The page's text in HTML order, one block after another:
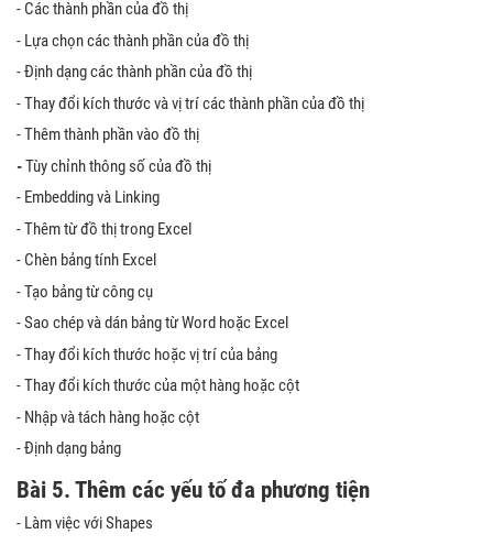
- Các thành phần của đồ thị
- Lựa chọn các thành phần của đồ thị
- Định dạng các thành phần của đồ thị
- Thay đổi kích thước và vị trí các thành phần của đồ thị
- Thêm thành phần vào đồ thị
-Tùy chỉnh thông số của đồ thị
- Embedding và Linking
- Thêm từ đồ thị trong Excel
- Chèn bảng tính Excel
- Tạo bảng từ công cụ
- Sao chép và dán bảng từ Word hoặc Excel
- Thay đổi kích thước hoặc vị trí của bảng
- Thay đổi kích thước của một hàng hoặc cột
- Nhập và tách hàng hoặc cột
- Định dạng bảng
Bài 5. Thêm các yếu tố đa phương tiện
- Làm việc với Shapes